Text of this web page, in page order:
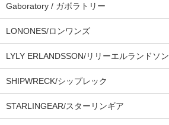
Gaboratory / ガボラトリー
LONONES/ロンワンズ
LYLY ERLANDSSON/リリーエルランドソン
SHIPWRECK/シップレック
STARLINGEAR/スターリンギア